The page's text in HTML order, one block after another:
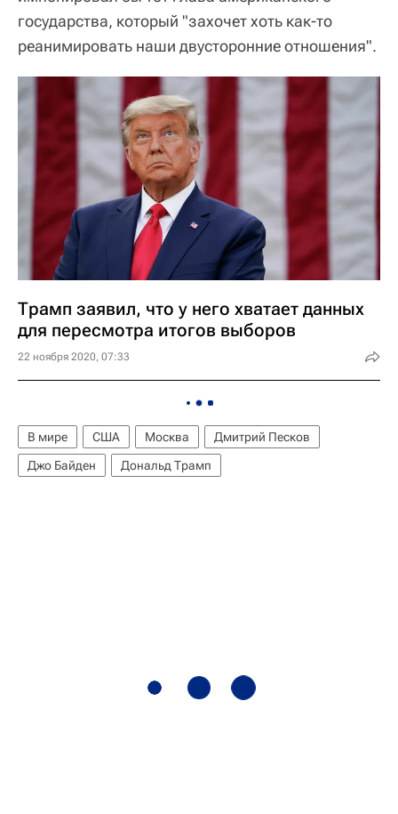
государства, который "захочет хоть как-то
реанимировать наши двусторонние отношения".
Трамп заявил, что у него хватает данных
для пересмотра итогов выборов
22 ноября 2020, 07:33
В мире США Москва
Дмитрий Песков
Джо Байден
Дональд Трамп